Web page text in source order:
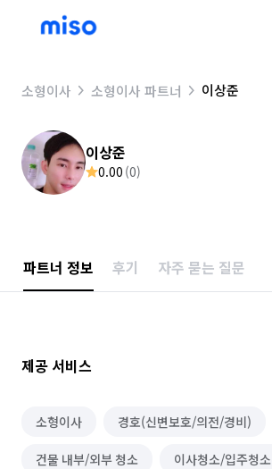
소형이사 소형이사 파트너 이상준
이상준
0.00 (0)
파트너 정보 후기 자주 묻는 질문
제공 서비스
소형이사 경호(신변보호/의전/경비)
건물 내부/외부 청소 이사청소/입주청소